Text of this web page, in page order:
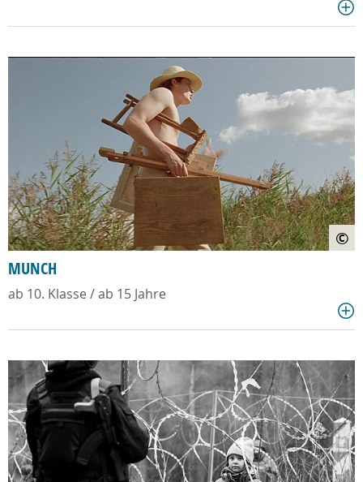
©
MUNCH
ab 10. Klasse / ab 15 Jahre